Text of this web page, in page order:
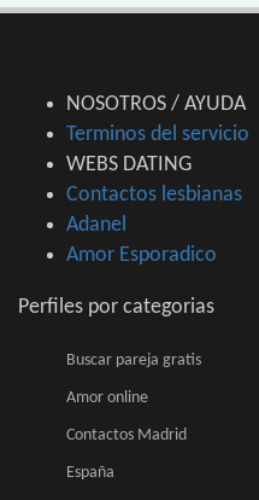
NOSOTROS / AYUDA
Terminos del servicio
WEBS DATING
Contactos lesbianas
Adanel
Amor Esporadico
Perfiles por categorias
Buscar pareja gratis
Amor online
Contactos Madrid
España